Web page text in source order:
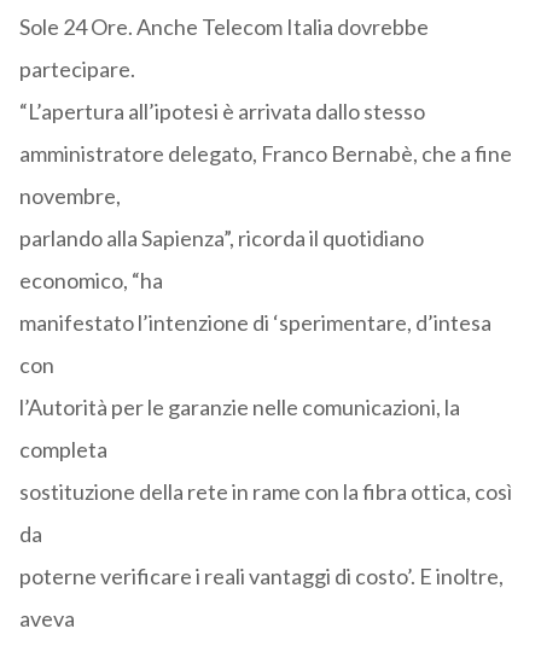
Sole 24 Ore. Anche Telecom Italia dovrebbe
partecipare.
“L’apertura all’ipotesi è arrivata dallo stesso
amministratore delegato, Franco Bernabè, che a fine
novembre,
parlando alla Sapienza”, ricorda il quotidiano
economico, “ha
manifestato l’intenzione di ‘sperimentare, d’intesa
con
l’Autorità per le garanzie nelle comunicazioni, la
completa
sostituzione della rete in rame con la fibra ottica, così
da
poterne verificare i reali vantaggi di costo’. E inoltre,
aveva